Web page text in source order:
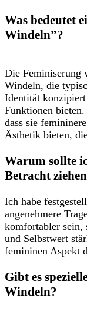
Was bedeutet
Windeln”?
Die Feminiserung
Windeln, die​
Identität ​konzipiert
⁣Funktionen
dass⁣ sie
Ästhetik ⁣bieten,
Warum sollte
Betracht⁢
Ich ⁢habe
angenehmere
komfortabler sein,
und‌ Selbstwert
⁢femininen Aspekt
Gibt es
Windeln?